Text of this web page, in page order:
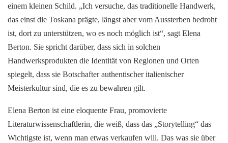
einem kleinen Schild. „Ich versuche, das traditionelle Handwerk,
das einst die Toskana prägte, längst aber vom Aussterben bedroht
ist, dort zu unterstützen, wo es noch möglich ist“, sagt Elena
Berton. Sie spricht darüber, dass sich in solchen
Handwerksprodukten die Identität von Regionen und Orten
spiegelt, dass sie Botschafter authentischer italienischer
Meisterkultur sind, die es zu bewahren gilt.
Elena Berton ist eine eloquente Frau, promovierte
Literaturwissenschaftlerin, die weiß, dass das „Storytelling“ das
Wichtigste ist, wenn man etwas verkaufen will. Das was sie über